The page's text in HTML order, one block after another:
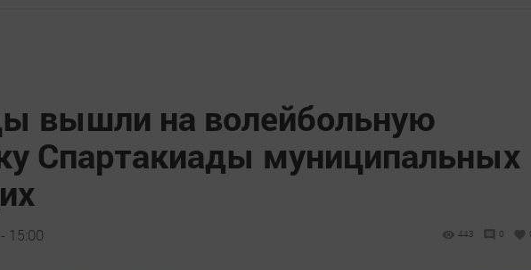
вышли на волейбольную
Спартакиады муниципальных
15:00 443 0